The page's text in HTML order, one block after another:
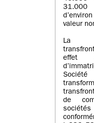
valeur
La
de